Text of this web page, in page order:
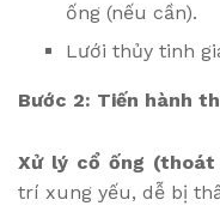
ống (nếu cần).
Lưới thủy tinh
Bước 2: Tiến hành
Xử lý cổ ống
trí xung yếu, dễ bị